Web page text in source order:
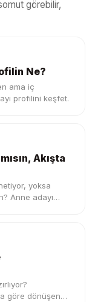
görebilir,
Ne?
ama iç
profilini keşfet.
Akışta
yoksa
Anne adayı
göre dönüşen